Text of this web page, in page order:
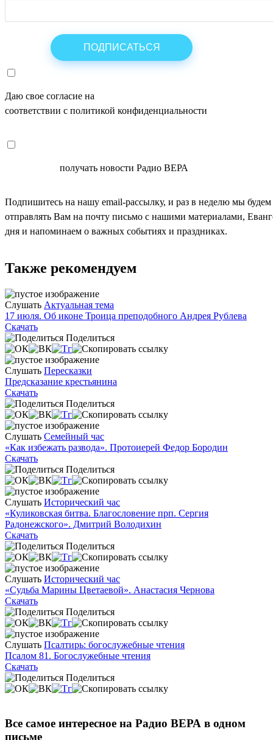
Даю свое согласие на
соответствии с политикой конфиденциальности
получать новости Радио ВЕРА
Подпишитесь на нашу email-рассылку, и раз в неделю мы будем
отправлять Вам на почту письмо с нашими материалами,
дня и напоминаем о важных событиях и праздниках.
Также рекомендуем
Слушать Актуальная тема
17 июля. Об иконе Троица преподобного Андрея Рублева
Скачать
Поделиться
Слушать Пересказки
Предсказание крестьянина
Скачать
Поделиться
Слушать Семейный час
«Как избежать развода». Протоиерей Федор Бородин
Скачать
Поделиться
Слушать Исторический час
«Куликовская битва. Благословение прп. Сергия
Радонежского». Дмитрий Володихин
Скачать
Поделиться
Слушать Исторический час
«Судьба Марины Цветаевой». Анастасия Чернова
Скачать
Поделиться
Слушать Псалтирь: богослужебные чтения
Псалом 81. Богослужебные чтения
Скачать
Поделиться
Все самое интересное на Радио ВЕРА в одном
письме